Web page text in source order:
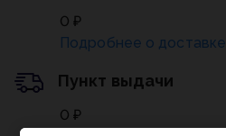
0 ₽
Подробнее о доставке
Пункт выдачи
0 ₽